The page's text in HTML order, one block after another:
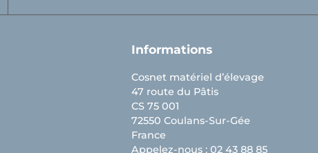
Informations
Cosnet matériel d’élevage
47 route du Pâtis
CS 75 001
72550 Coulans-Sur-Gée
France
Appelez-nous : 02 43 88 85